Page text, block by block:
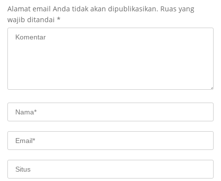
Alamat email Anda tidak akan dipublikasikan. Ruas yang
wajib ditandai *